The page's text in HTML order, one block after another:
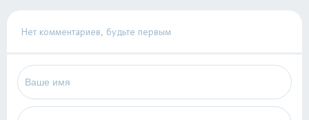
Нет комментариев, будьте первым